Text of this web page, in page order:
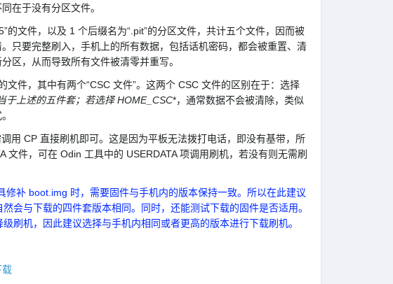
在于没有分区文件。
的文件，以及 1 个后缀名为“.pit”的分区文件，共计五个文件，因而被
只要完整刷入，手机上的所有数据，包括话机密码，都会被重置、清
区，从而导致所有文件被清零并重写。
文件，其中有两个“CSC 文件”。这两个 CSC 文件的区别在于：选择
于上述的五件套；若选择 HOME_CSC*，通常数据不会被清除，类似
用 CP 直接刷机即可。这是因为平板无法拨打电话，即没有基带，所
文件，可在 Odin 工具中的 USERDATA 项调用刷机，若没有则无需刷
boot.img 时，需要固件与手机内的版本保持一致。所以在此建议
会与下载的四件套版本相同。同时，还能测试下载的固件是否适用。
刷机，因此建议选择与手机内相同或者更高的版本进行下载刷机。
载